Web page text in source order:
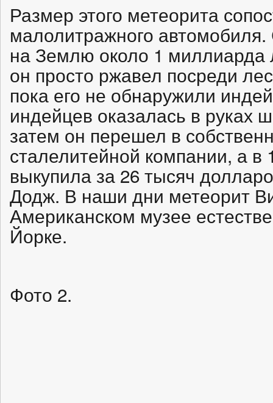
Размер этого метеорита
малолитражного автомобиля.
на Землю около 1 миллиарда
он просто ржавел посреди
пока его не обнаружили
индейцев оказалась в руках
затем он перешел в
сталелитейной компании, а в
выкупила за 26 тысяч
Додж. В наши дни метеорит
Американском музее
Йорке.
Фото 2.